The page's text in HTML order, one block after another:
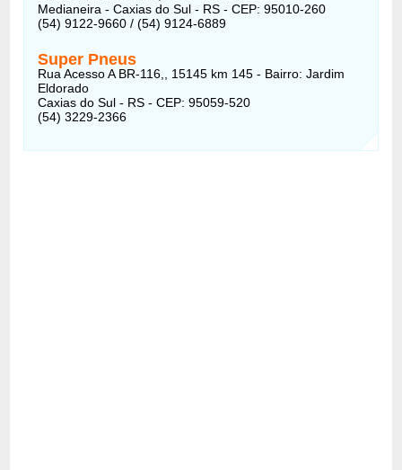
Medianeira - Caxias do Sul - RS - CEP: 95010-260
(54) 9122-9660 / (54) 9124-6889
Super Pneus
Rua Acesso A BR-116,, 15145 km 145 - Bairro: Jardim
Eldorado
Caxias do Sul - RS - CEP: 95059-520
(54) 3229-2366